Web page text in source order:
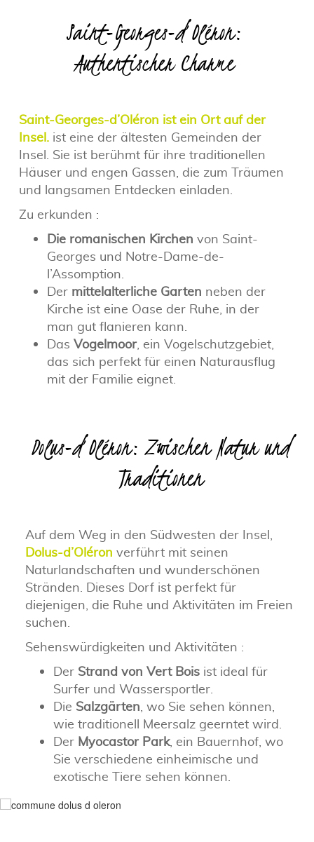
Saint-Georges-d’Oléron:
Authentischer Charme
Saint-Georges-d’Oléron ist ein Ort auf der
Insel.ist eine der ältesten Gemeinden der
Insel. Sie ist berühmt für ihre traditionellen
Häuser und engen Gassen, die zum Träumen
und langsamen Entdecken einladen.
Zu erkunden :
Die romanischen Kirchen von Saint-
Georges und Notre-Dame-de-
l’Assomption.
Der mittelalterliche Garten neben der
Kirche ist eine Oase der Ruhe, in der
man gut flanieren kann.
Das Vogelmoor, ein Vogelschutzgebiet,
das sich perfekt für einen Naturausflug
mit der Familie eignet.
Dolus-d’Oléron: Zwischen Natur und
Traditionen
Auf dem Weg in den Südwesten der Insel,
Dolus-d’Oléron verführt mit seinen
Naturlandschaften und wunderschönen
Stränden. Dieses Dorf ist perfekt für
diejenigen, die Ruhe und Aktivitäten im Freien
suchen.
Sehenswürdigkeiten und Aktivitäten :
Der Strand von Vert Boisist ideal für
Surfer und Wassersportler.
Die Salzgärten, wo Sie sehen können,
wie traditionell Meersalz geerntet wird.
Der Myocastor Park, ein Bauernhof, wo
Sie verschiedene einheimische und
exotische Tiere sehen können.